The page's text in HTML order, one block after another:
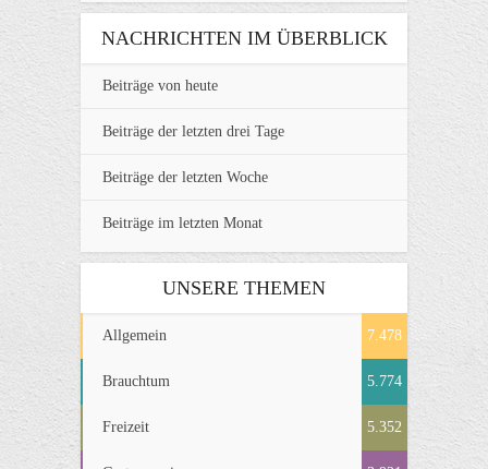
NACHRICHTEN IM ÜBERBLICK
Beiträge von heute
Beiträge der letzten drei Tage
Beiträge der letzten Woche
Beiträge im letzten Monat
UNSERE THEMEN
Allgemein 7.478
Brauchtum 5.774
Freizeit 5.352